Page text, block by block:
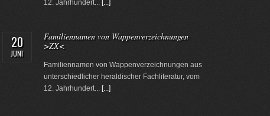
12. Jahrhundert... [...]
20
JUNI
Familiennamen von Wappenverzeichnungen
>ZX<
Familiennamen von Wappenverzeichnungen aus
unterschiedlicher heraldischer Fachliteratur, vom
12. Jahrhundert... [...]